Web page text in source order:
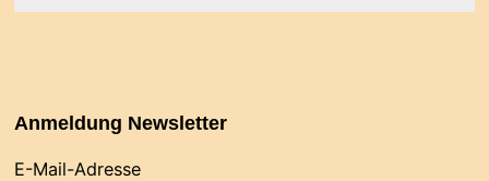
Anmeldung Newsletter
E-Mail-Adresse